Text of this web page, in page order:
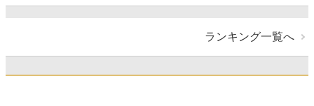
ランキング一覧へ